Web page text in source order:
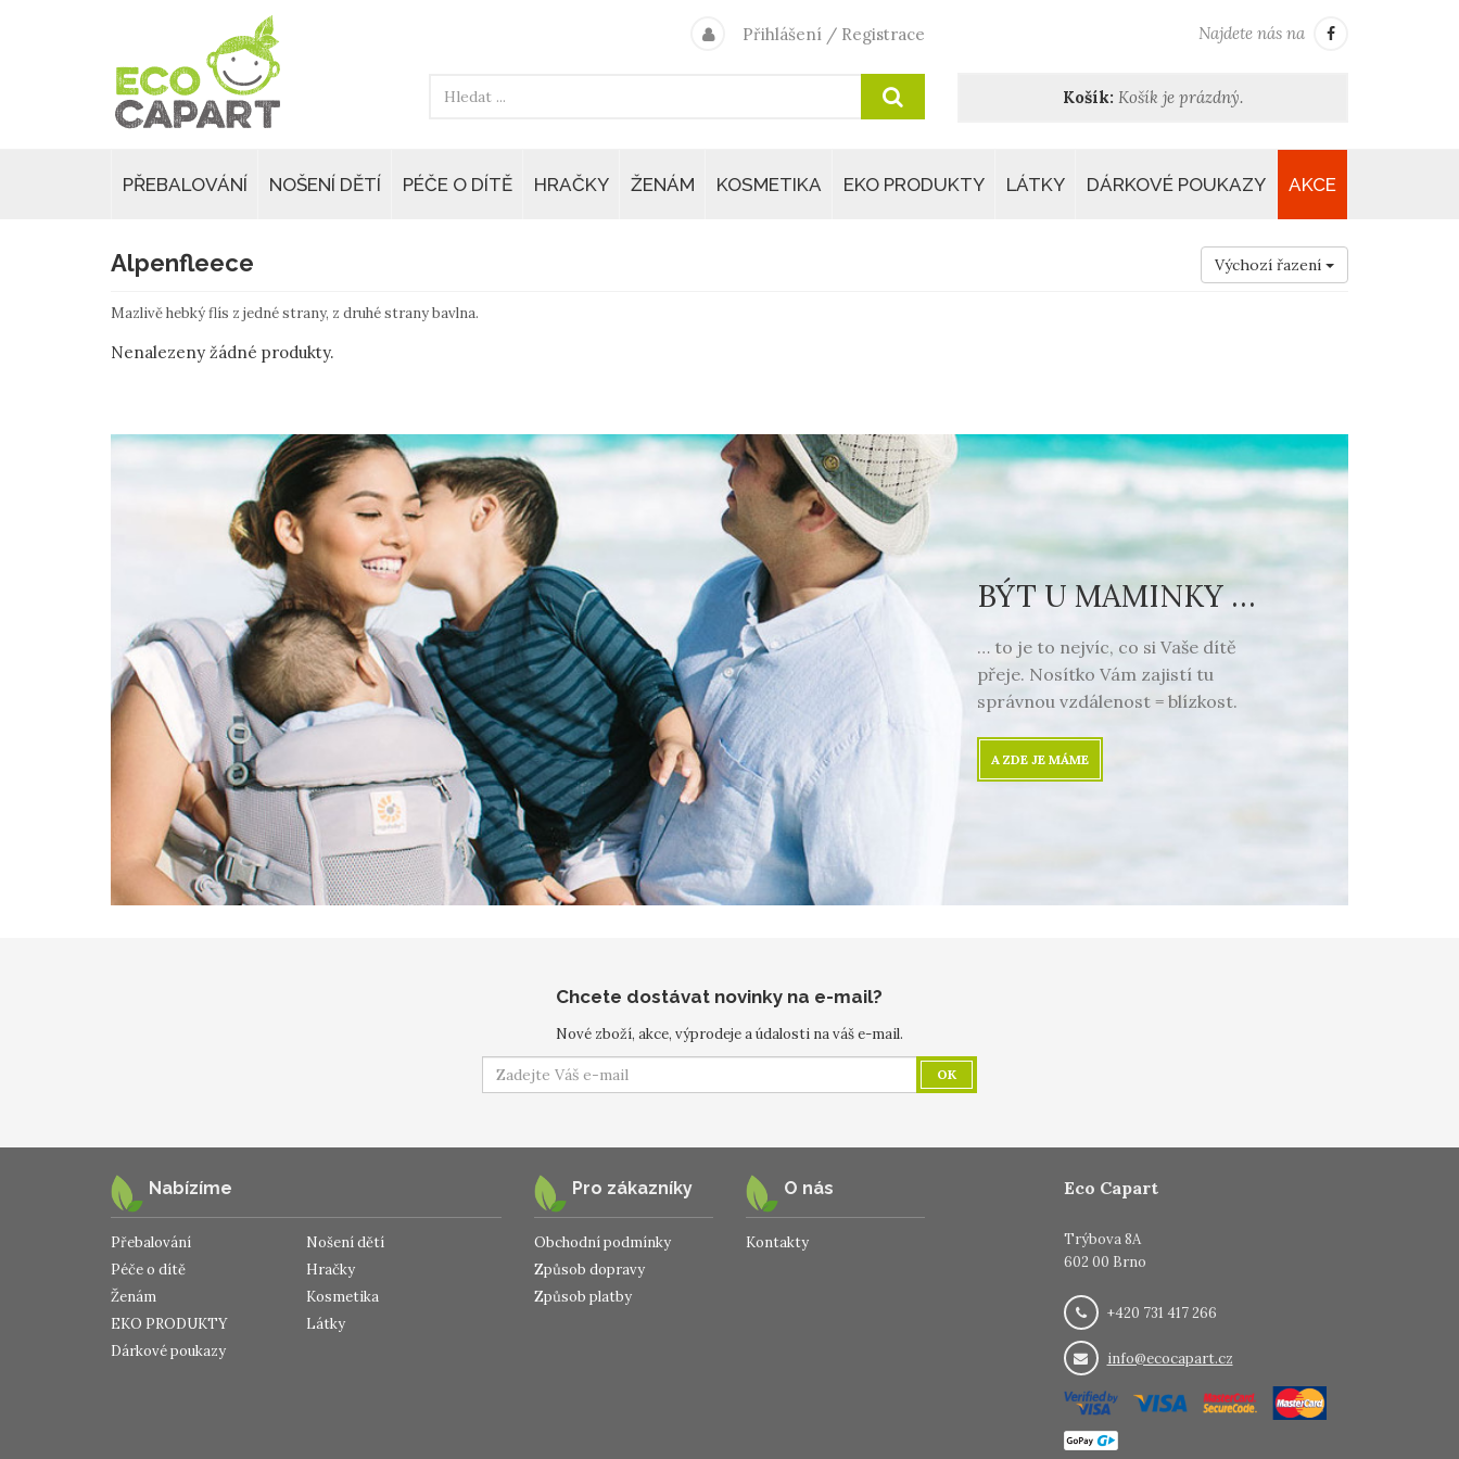
Přihlášení / Registrace Najdete nás na
Košík: Košík je prázdný.
PŘEBALOVÁNÍ NOŠENÍ DĚTÍ PÉČE O DÍTĚ HRAČKY ŽENÁM KOSMETIKA EKO PRODUKTY LÁTKY DÁRKOVÉ POUKAZY AKCE
Alpenfleece Výchozí řazení
Mazlivě hebký flís z jedné strany, z druhé strany bavlna.
Nenalezeny žádné produkty.
BÝT U MAMINKY …
… to je to nejvíc, co si Vaše dítě
přeje. Nosítko Vám zajistí tu
správnou vzdálenost = blízkost.
A ZDE JE MÁME
Chcete dostávat novinky na e-mail?
Nové zboží, akce, výprodeje a údalosti na váš e-mail.
OK
Nabízíme
Přebalování
Nošení dětí
Péče o dítě
Hračky
Ženám
Kosmetika
EKO PRODUKTY
Látky
Dárkové poukazy
Pro zákazníky
Obchodní podmínky
Způsob dopravy
Způsob platby
O nás
Kontakty
Eco Capart
Trýbova 8A
602 00 Brno
+420 731 417 266
info@ecocapart.cz